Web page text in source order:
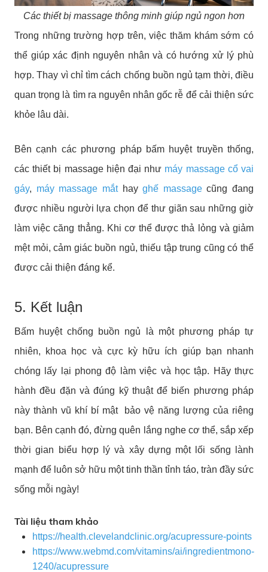
Các thiết bị massage thông minh giúp ngủ ngon hơn
Trong những trường hợp trên, việc thăm khám sớm có
thể giúp xác định nguyên nhân và có hướng xử lý phù
hợp. Thay vì chỉ tìm cách chống buồn ngủ tạm thời, điều
quan trọng là tìm ra nguyên nhân gốc rễ để cải thiện sức
khỏe lâu dài.
Bên cạnh các phương pháp bấm huyệt truyền thống,
các thiết bị massage hiện đại như máy massage cổ vai
gáy, máy massage mắthayghế massagecũng đang
được nhiều người lựa chọn để thư giãn sau những giờ
làm việc căng thẳng. Khi cơ thể được thả lỏng và giảm
mệt mỏi, cảm giác buồn ngủ, thiếu tập trung cũng có thể
được cải thiện đáng kể.
5. Kết luận
Bấm huyệt chống buồn ngủ là một phương pháp tự
nhiên, khoa học và cực kỳ hữu ích giúp bạn nhanh
chóng lấy lại phong độ làm việc và học tập. Hãy thực
hành đều đặn và đúng kỹ thuật để biến phương pháp
này thành vũ khí bí mật bảo vệ năng lượng của riêng
bạn. Bên cạnh đó, đừng quên lắng nghe cơ thể, sắp xếp
thời gian biểu hợp lý và xây dựng một lối sống lành
mạnh để luôn sở hữu một tinh thần tỉnh táo, tràn đầy sức
sống mỗi ngày!
Tài liệu tham khảo
https://health.clevelandclinic.org/acupressure-points
https://www.webmd.com/vitamins/ai/ingredientmono-
1240/acupressure